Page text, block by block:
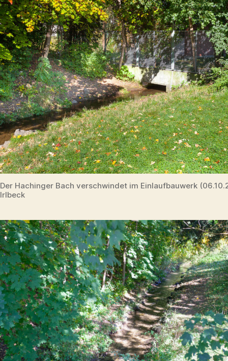
Der Hachinger Bach verschwindet im Einlaufbauwerk
Irlbeck